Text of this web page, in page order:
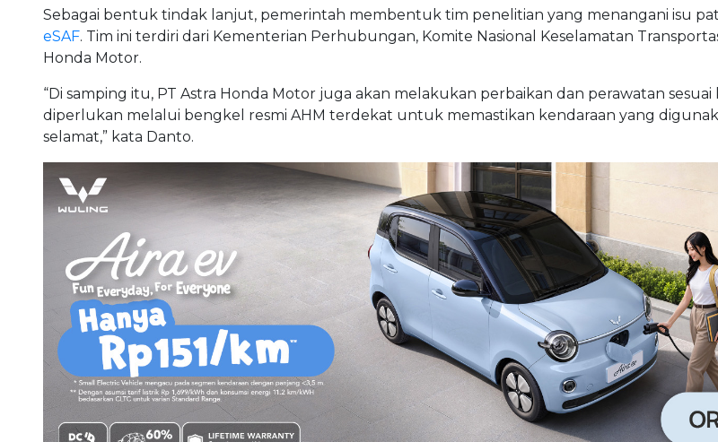
Sebagai bentuk tindak lanjut, pemerintah membentuk tim penelitian yang menangani isu
eSAF. Tim ini terdiri dari Kementerian Perhubungan, Komite Nasional Keselamatan
Honda Motor.
“Di samping itu, PT Astra Honda Motor juga akan melakukan perbaikan dan perawatan sesuai
diperlukan melalui bengkel resmi AHM terdekat untuk memastikan kendaraan yang
selamat,” kata Danto.